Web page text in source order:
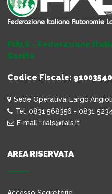
FIALS - Federazione
Sanità
Codice Fiscale:
Sede Operativa: Largo
Tel. 0831 568356 - 0831
E-mail : fials@fials.it
AREA RISERVATA